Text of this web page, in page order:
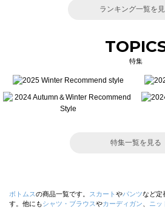
ランキング一覧を
特集
特集一覧を見る
ボトムスの商品一覧です。 スカート やパンツなど定
す。他にもシャツ・ブラウスやカーディガン ニッ